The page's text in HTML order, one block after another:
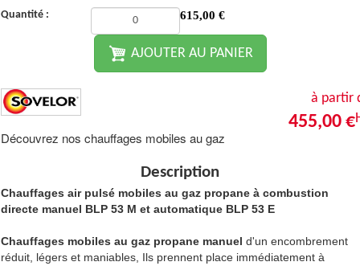
Quantité :
615,00 €
AJOUTER AU PANIER
à partir
455,00 €
Découvrez nos chauffages mobiles au gaz
Description
Chauffages air pulsé mobiles au gaz propane à combustion
directe manuel BLP 53 M et automatique BLP 53 E
Chauffages mobiles au gaz propane manuel d'un encombrement
réduit, légers et maniables, Ils prennent place immédiatement à